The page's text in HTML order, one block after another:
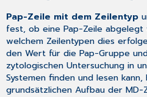
Pap-Zeile mit dem Zeilentyp
fest, ob eine Pap-Zeile
welchem Zeilentypen dies
den Wert für die Pap-Gruppe
zytologischen Untersuchung in
Systemen finden und lesen
grundsätzlichen Aufbau der MD-